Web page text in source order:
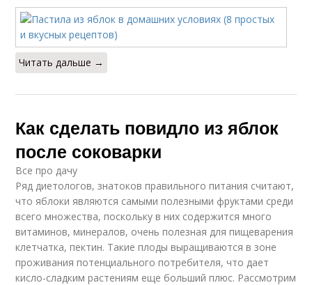
Читать дальше →
Как сделать повидло из яблок
после соковарки
Все про дачу
Ряд диетологов, знатоков правильного питания считают,
что яблоки являются самыми полезными фруктами среди
всего множества, поскольку в них содержится много
витаминов, минералов, очень полезная для пищеварения
клетчатка, пектин. Такие плоды выращиваются в зоне
проживания потенциального потребителя, что дает
кисло-сладким растениям еще больший плюс. Рассмотрим